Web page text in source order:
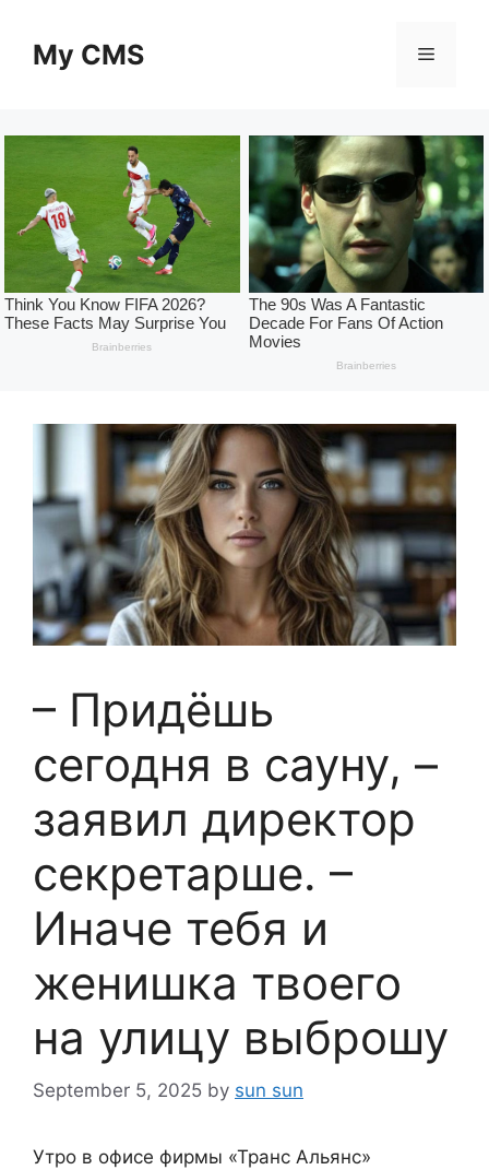
contentMy CMS Menu
– Придёшь
сегодня в сауну, –
заявил директор
секретарше. –
Иначе тебя и
женишка твоего
на улицу выброшу
September 5, 2025 by sun sun
Утро в офисе фирмы «Транс Альянс»